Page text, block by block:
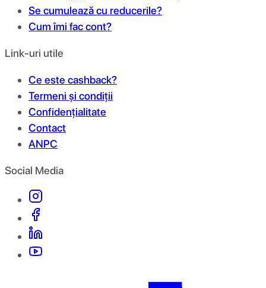
Se cumulează cu reducerile?
Cum îmi fac cont?
Link-uri utile
Ce este cashback?
Termeni și condiții
Confidențialitate
Contact
ANPC
Social Media